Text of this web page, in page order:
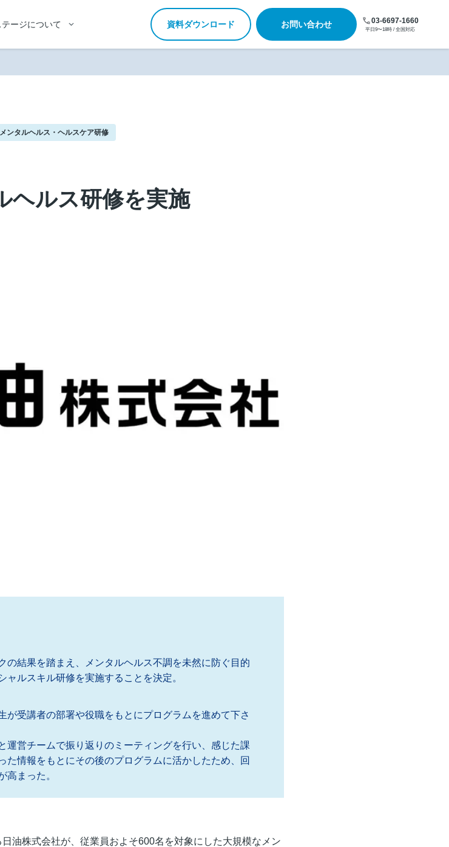
テージについて 資料ダウンロード お問い合わせ 03-6697-1660
平日9〜18時 / 全国対応
メンタルヘルス・ヘルスケア研修
ヘルス研修を実施
の結果を踏まえ、メンタルヘルス不調を未然に防ぐ目的
ャルスキル研修を実施することを決定。
が受講者の部署や役職をもとにプログラムを進めて下さ
運営チームで振り返りのミーティングを行い、感じた課
た情報をもとにその後のプログラムに活かしたため、回
高まった。
油株式会社が、従業員およそ600名を対象にした大規模なメン